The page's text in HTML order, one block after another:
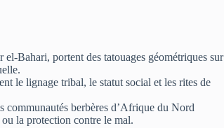
Bahari, portent des tatouages géométriques sur
le lignage tribal, le statut social et les rites de
communautés berbères d’Afrique du Nord
la protection contre le mal.